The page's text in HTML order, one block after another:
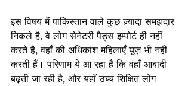
इस विषय में पाकिस्तान वाले कुछ ज़्यादा समझदार
निकले है, वे लोग सेनेटरी पैड्स इम्पोर्ट ही नहीं
करते है, वहाँ की अधिकांश महिलाएँ यूज़ भी नहीं
करती हैं। परिणाम ये आ रहा हैं कि वहाँ आबादी
बढ़ती जा रही है, और यहाँ उच्च शिक्षित लोग